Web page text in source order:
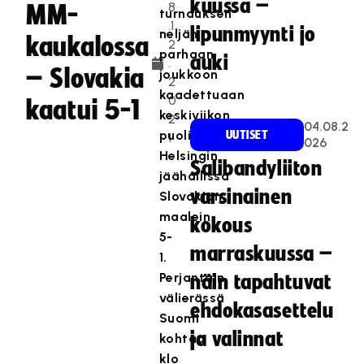
MM-
kaukalossa
– Slovakia
kaatui 5-1
8
.1
2
.
2
0
2
1
turnauksen
neljän
parhaan
joukkoon
kaadettuaan
keskiviikon
puolivälierässä
Helsingin
jäähallissa
Slovakian
maalein
5-
1.
Perjantain
välierässä
Suomi
kohtaa
klo
kuussa –
lipunmyynti jo
auki
UUTISET
04.08.2
026
Salibandyliiton
varsinainen
kokous
marraskuussa –
näin tapahtuvat
ehdokasasettelu
ja valinnat